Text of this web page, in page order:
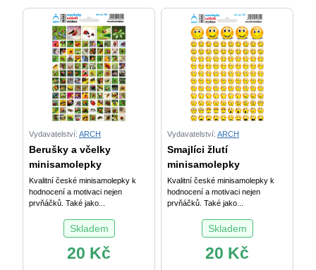
Vydavatelství: ARCH
Berušky a včelky
minisamolepky
Kvalitní české minisamolepky k
hodnocení a motivaci nejen
prvňáčků. Také jako...
Skladem
20 Kč
Vydavatelství: ARCH
Smajlíci žlutí
minisamolepky
Kvalitní české minisamolepky k
hodnocení a motivaci nejen
prvňáčků. Také jako...
Skladem
20 Kč